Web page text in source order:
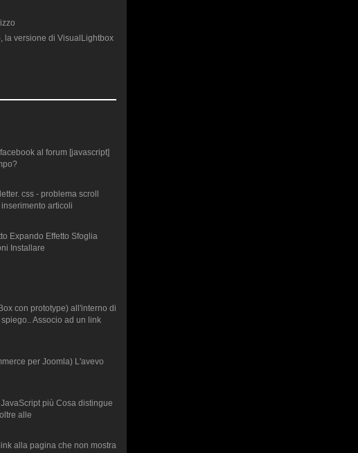
la versione di VisualLightbox
al forum [javascript]
css - problema scroll
articoli
Expando Effetto Sfoglia
Installare
con prototype) all'interno di
Associo ad un link
per Joomla) L'avevo
più Cosa distingue
alle
alla pagina che non mostra